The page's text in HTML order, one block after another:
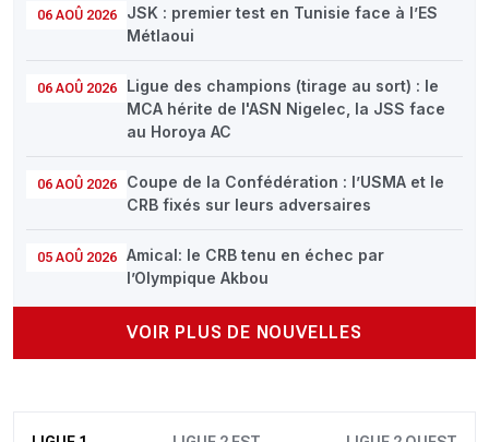
06 AOÛ 2026
JSK : premier test en Tunisie face à l’ES
Métlaoui
06 AOÛ 2026
Ligue des champions (tirage au sort) : le
MCA hérite de l'ASN Nigelec, la JSS face
au Horoya AC
06 AOÛ 2026
Coupe de la Confédération : l’USMA et le
CRB fixés sur leurs adversaires
05 AOÛ 2026
Amical: le CRB tenu en échec par
l’Olympique Akbou
VOIR PLUS DE NOUVELLES